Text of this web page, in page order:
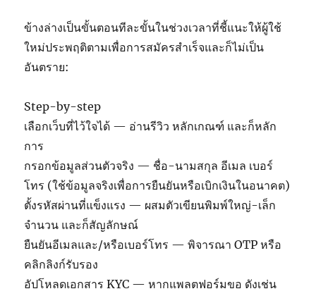
ข้างล่างเป็นขั้นตอนทีละขั้นในช่วงเวลาที่ชี้แนะให้ผู้ใช้
ใหม่ประพฤติตามเพื่อการสมัครสำเร็จและก็ไม่เป็น
อันตราย:
Step-by-step
เลือกเว็บที่ไว้ใจได้ — อ่านรีวิว หลักเกณฑ์ และก็หลัก
การ
กรอกข้อมูลส่วนตัวจริง — ชื่อ-นามสกุล อีเมล เบอร์
โทร (ใช้ข้อมูลจริงเพื่อการยืนยันหรือเบิกเงินในอนาคต)
ตั้งรหัสผ่านที่แข็งแรง — ผสมตัวเขียนพิมพ์ใหญ่-เล็ก
จำนวน และก็สัญลักษณ์
ยืนยันอีเมลและ/หรือเบอร์โทร — พิจารณา OTP หรือ
คลิกลิงก์รับรอง
อัปโหลดเอกสาร KYC — หากแพลตฟอร์มขอ ดังเช่น